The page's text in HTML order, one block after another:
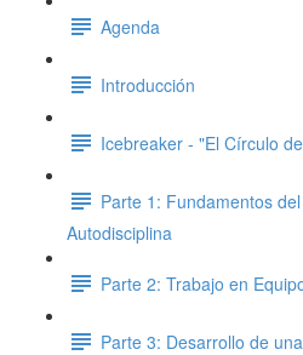
Agenda
Introducción
Icebreaker - "El Círculo
Parte 1: Fundamentos
Autodisciplina
Parte 2: Trabajo en
Parte 3: Desarrollo de